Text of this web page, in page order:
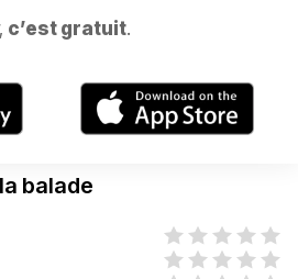
c’est gratuit.
balade